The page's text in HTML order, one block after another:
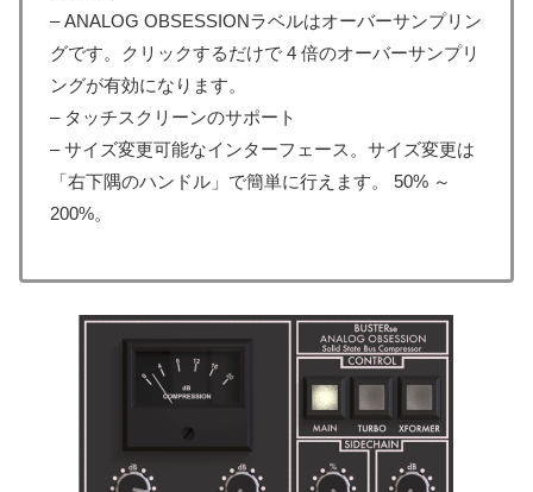
– ANALOG OBSESSIONラベルはオーバーサンプリン
グです。クリックするだけで 4 倍のオーバーサンプリ
ングが有効になります。
– タッチスクリーンのサポート
– サイズ変更可能なインターフェース。サイズ変更は
「右下隅のハンドル」で簡単に行えます。 50% ～
200%。